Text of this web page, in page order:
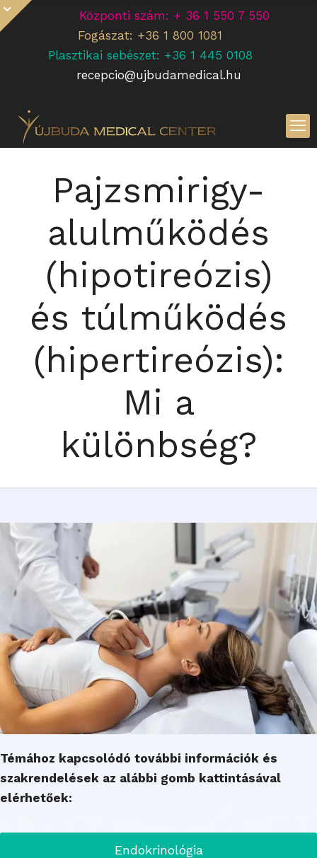
Központi szám: + 36 1 550 7 550
Fogászat: +36 1 800 1081
Plasztikai sebészet: +36 1 445 0108
recepcio@ujbudamedical.hu
Pajzsmirigy-
alulműködés
(hipotireózis)
és túlműködés
(hipertireózis):
Mi a
különbség?
Témához kapcsolódó további információk és
szakrendelések az alábbi gomb kattintásával
elérhetőek:
Endokrinológia